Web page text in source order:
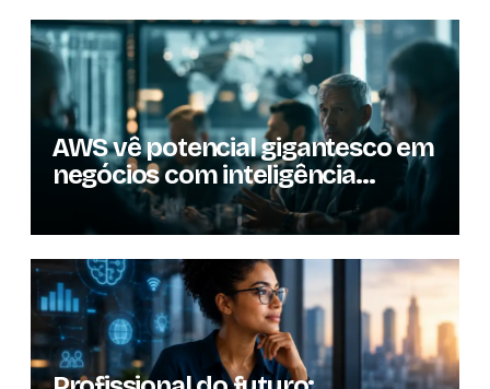
AWS vê potencial gigantesco em
negócios com inteligência
artificial